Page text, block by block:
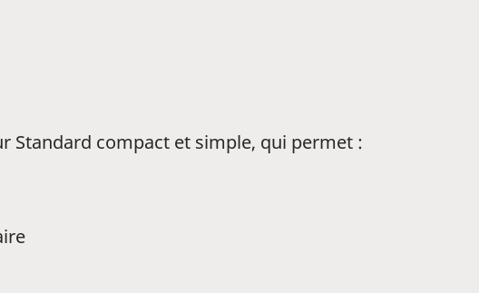
Standard compact et simple, qui permet :